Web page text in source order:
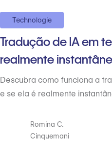
Technologie
Tradução de IA em
realmente
Descubra como funciona a
e se ela é realmente
Romina C.
Cinquemani